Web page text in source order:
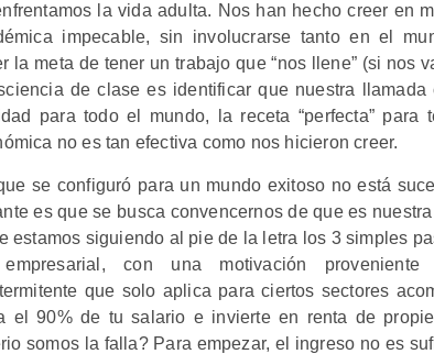
la vida adulta. Nos han hecho creer en
impecable, sin involucrarse tanto en el
la meta de tener un trabajo que “nos llene” (si nos
de clase es identificar que nuestra llamada
para todo el mundo, la receta “perfecta” para
no es tan efectiva como nos hicieron creer.
se configuró para un mundo exitoso no está
es que se busca convencernos de que es
estamos siguiendo al pie de la letra los 3 simples
con una motivación
que solo aplica para ciertos sectores
el 90% de tu salario e invierte en renta de
somos la falla? Para empezar, el ingreso no es